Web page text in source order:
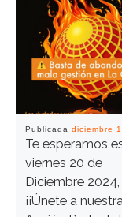
Publicada diciembre
Te esperamos
viernes 20 de
Diciembre 2024,
¡¡Únete a nuestra